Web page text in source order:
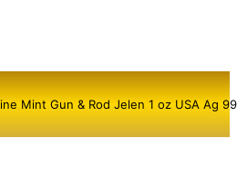
Mint Gun & Rod Jelen 1 oz USA Ag